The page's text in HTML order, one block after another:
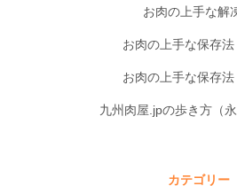
お肉の上手な解
お肉の上手な保存法
お肉の上手な保存法
九州肉屋.jpの歩き方（永
カテゴリー